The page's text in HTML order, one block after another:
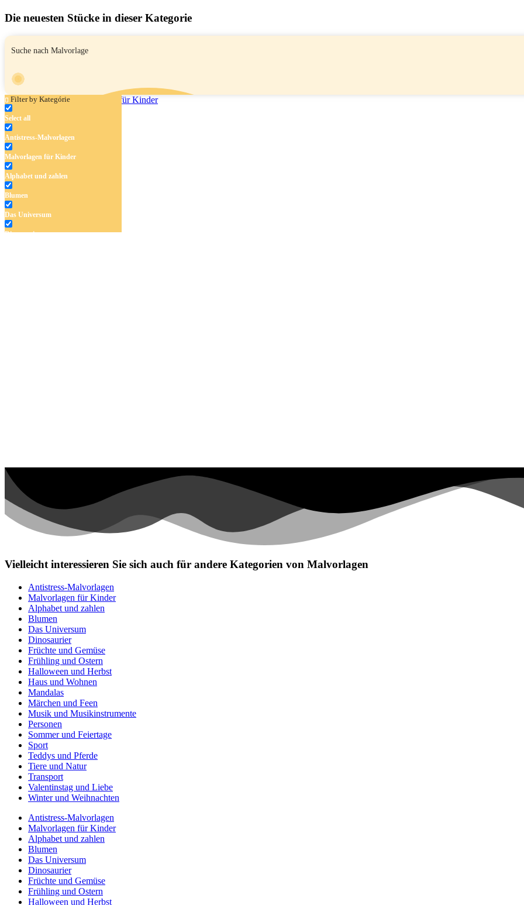
Die neuesten Stücke in dieser Kategorie
Filter by Kategórie
Select all
Antistress-Malvorlagen
Malvorlagen für Kinder
Alphabet und zahlen
Blumen
Das Universum
Dinosaurier
Transport
Valentinstag und Liebe
Winter und Weihnachten
Unkategorisiert
Trank
Vielleicht interessieren Sie sich auch für andere Kategorien von Malvorlagen
Antistress-Malvorlagen
Malvorlagen für Kinder
Alphabet und zahlen
Blumen
Das Universum
Dinosaurier
Früchte und Gemüse
Frühling und Ostern
Halloween und Herbst
Haus und Wohnen
Mandalas
Märchen und Feen
Musik und Musikinstrumente
Personen
Sommer und Feiertage
Sport
Teddys und Pferde
Tiere und Natur
Transport
Valentinstag und Liebe
Winter und Weihnachten
Antistress-Malvorlagen
Malvorlagen für Kinder
Alphabet und zahlen
Blumen
Das Universum
Dinosaurier
Früchte und Gemüse
Frühling und Ostern
Halloween und Herbst